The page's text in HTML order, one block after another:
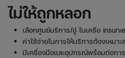
ไม่ให้ถูกหลอก
เลือกศูนย์บริการ/อู่ ในเครือ
ค่าใช้จ่ายในการให้บริการต้องเหมาะ
มีเครื่องมือและอุปกรณ์พร้อมต่อกา